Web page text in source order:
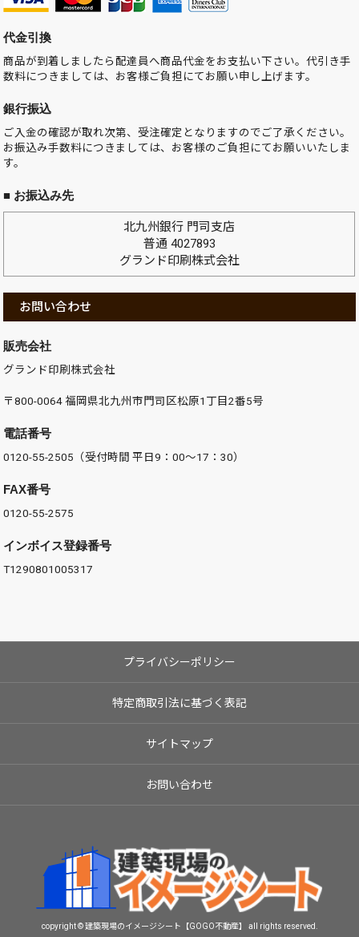
代金引換
商品が到着しましたら配達員へ商品代金をお支払い下さい。代引き手
数料につきましては、お客様ご負担にてお願い申し上げます。
銀行振込
ご入金の確認が取れ次第、受注確定となりますのでご了承ください。
お振込み手数料につきましては、お客様のご負担にてお願いいたしま
す。
■ お振込み先
北九州銀行 門司支店
普通 4027893
グランド印刷株式会社
お問い合わせ
販売会社
グランド印刷株式会社
〒800-0064 福岡県北九州市門司区松原1丁目2番5号
電話番号
0120-55-2505（受付時間 平日9：00～17：30）
FAX番号
0120-55-2575
インボイス登録番号
T1290801005317
プライバシーポリシー
特定商取引法に基づく表記
サイトマップ
お問い合わせ
copyright © 建築現場のイメージシート【GOGO不動産】 all rights reserved.